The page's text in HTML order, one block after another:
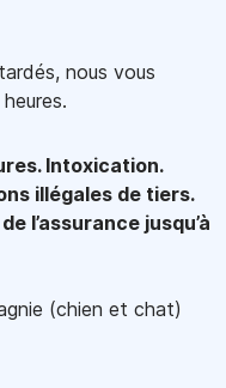
nous vous
Intoxication.
illégales de tiers.
l’assurance jusqu’à
(chien et chat)